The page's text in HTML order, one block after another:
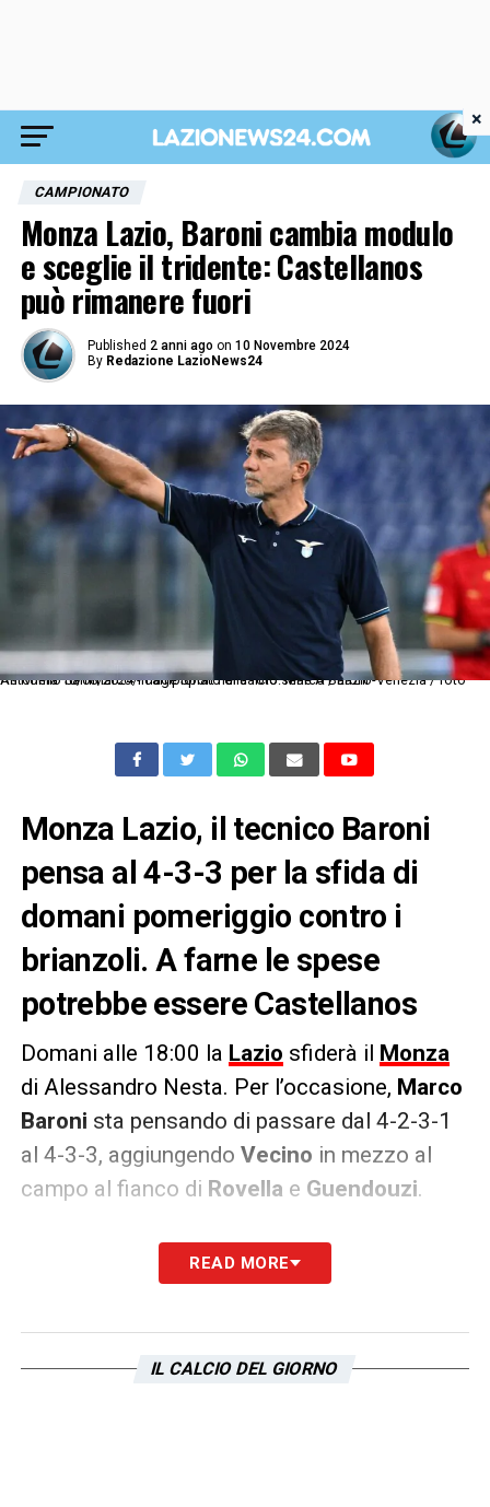
CAMPIONATO
Monza Lazio, Baroni cambia modulo
e sceglie il tridente: Castellanos
può rimanere fuori
Published 2 anni ago on 10 Novembre 2024
By Redazione LazioNews24
As Roma 18/08/2024 - campionato di calcio serie A / Lazio-Venezia / foto Antonello Sammarco/Image Sport nella foto: Marco Baroni
Monza Lazio, il tecnico Baroni
pensa al 4-3-3 per la sfida di
domani pomeriggio contro i
brianzoli. A farne le spese
potrebbe essere Castellanos
Domani alle 18:00 la Lazio sfiderà il Monza
di Alessandro Nesta. Per l’occasione, Marco
Baroni sta pensando di passare dal 4-2-3-1
al 4-3-3, aggiungendo Vecino in mezzo al
campo al fianco di Rovella e Guendouzi.
Il tridente, invece, vede favoritiPedro
, conCastellanosche almeno
attendere le formazioni ufficiali.
READ MORE
IL CALCIO DEL GIORNO
×